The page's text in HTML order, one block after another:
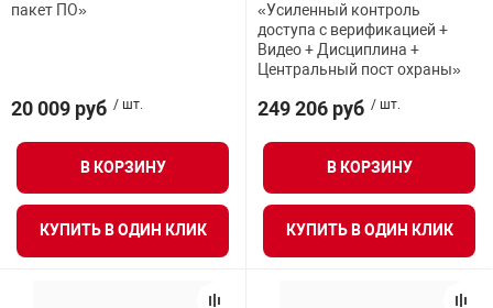
пакет ПО»
20 009 руб / шт.
В КОРЗИНУ
КУПИТЬ В ОДИН КЛИК
«Усиленный контроль
доступа с верификацией +
Видео + Дисциплина +
Центральный пост охраны»
249 206 руб / шт.
В КОРЗИНУ
КУПИТЬ В ОДИН КЛИК